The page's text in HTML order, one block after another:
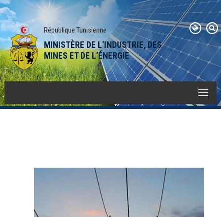
République Tunisienne
MINISTÈRE DE L'INDUSTRIE, DES
MINES ET DE L’ÉNERGIE